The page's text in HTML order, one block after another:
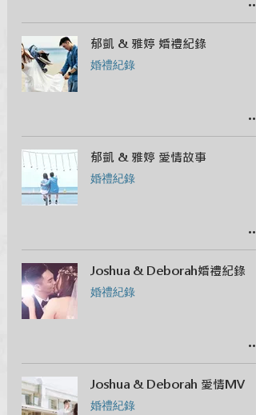
郁凱 & 雅婷 婚禮紀錄
婚禮紀錄
郁凱 & 雅婷 愛情故事
婚禮紀錄
Joshua & Deborah婚禮紀錄
婚禮紀錄
Joshua & Deborah 愛情MV
婚禮紀錄